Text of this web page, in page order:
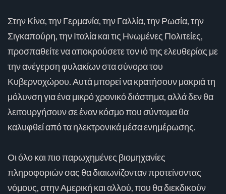
Στην Κίνα, την Γερμανία, την Γαλλία, την Ρωσία, την
Σιγκαπούρη, την Ιταλία και τις Ηνωμένες Πολιτείες,
προσπαθείτε να αποκρούσετε τον ιό της ελευθερίας με
την ανέγερση φυλακίων στα σύνορα του
Κυβερνοχώρου. Αυτά μπορεί να κρατήσουν μακριά τη
μόλυνση για ένα μικρό χρονικό διάστημα, αλλά δεν θα
λειτουργήσουν σε έναν κόσμο που σύντομα θα
καλυφθεί από τα ηλεκτρονικά μέσα ενημέρωσης.
Οι όλο και πιο παρωχημένες βιομηχανίες
πληροφοριών σας θα διαιωνίζονταν προτείνοντας
νόμους, στην Αμερική και αλλού, που θα διεκδικούν